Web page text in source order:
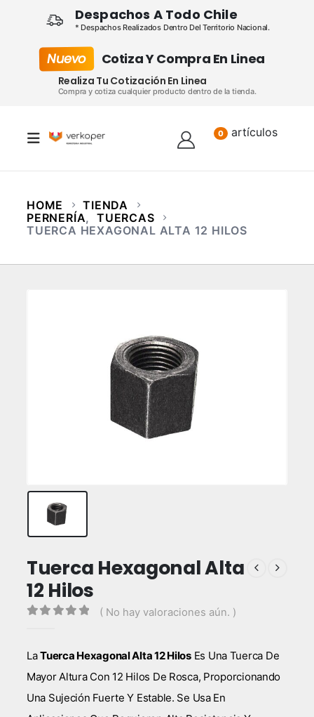
Despachos A Todo Chile
* Despachos Realizados Dentro Del Territorio Nacional.
Nuevo Cotiza Y Compra En Linea
Realiza Tu Cotización En Linea
Compra y cotiza cualquier producto dentro de la tienda.
0 artículos
HOME
TIENDA
PERNERÍA, TUERCAS
TUERCA HEXAGONAL ALTA 12 HILOS
Tuerca Hexagonal Alta
12 Hilos
( No hay valoraciones aún. )
LaTuerca Hexagonal Alta 12 HilosEs Una Tuerca De
Mayor Altura Con 12 Hilos De Rosca, Proporcionando
Una Sujeción Fuerte Y Estable. Se Usa En